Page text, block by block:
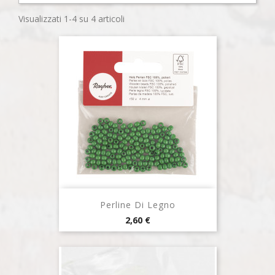
Visualizzati 1-4 su 4 articoli
Perline Di Legno
Prezzo
2,60 €